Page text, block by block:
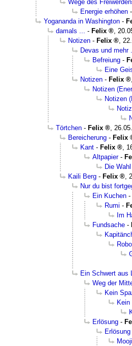
Wege des
Energie erhöhen -
Yogananda in Washington -
damals ... - Felix ,
Notizen - Felix ,
Devas und mehr
Befreiung -
Eine
Notizen - Felix ,
Notizen
Notizen
Törtchen - Felix ,
Bereicherung - Felix
Kant - Felix ,
Altpapier-
Die
Kaili Berg - Felix ,
Nur du bist
Ein Kuchen -
Rumi -
Im
Fundsache -
Ein Schwert aus
Weg der
Kein
Kein
Erlösung -
Erlösung
Mooji